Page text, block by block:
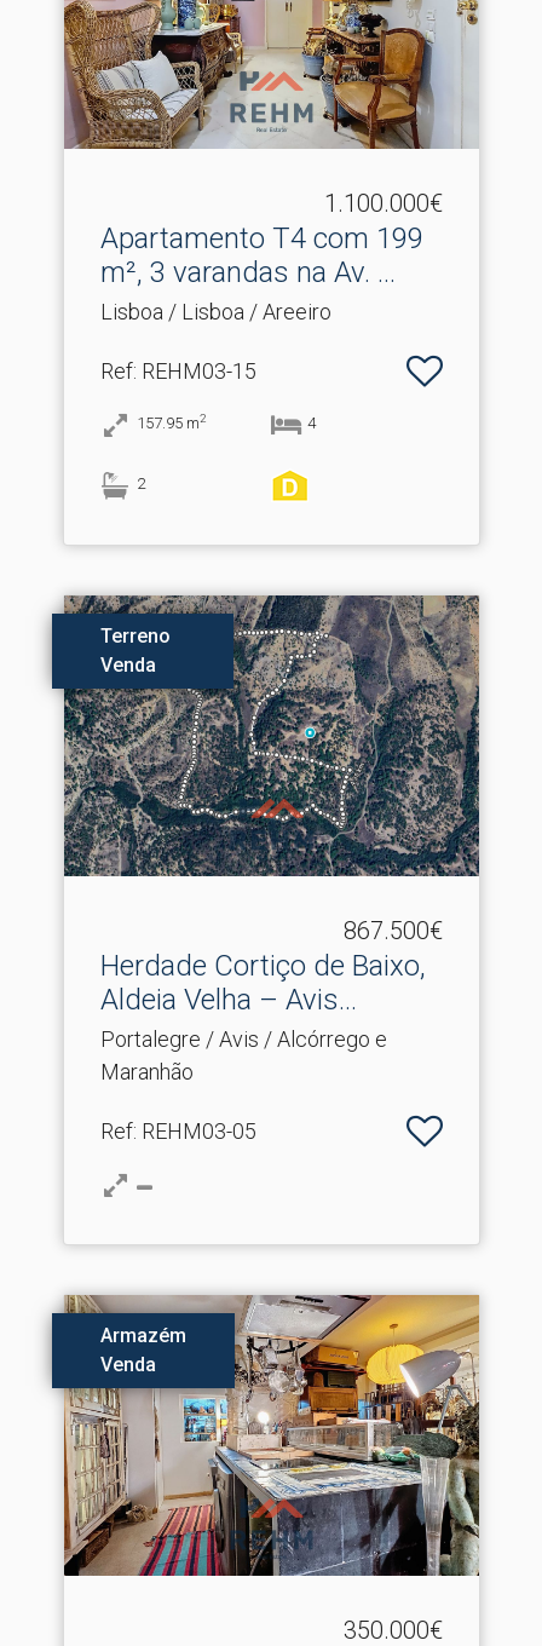
1.100.000€
Apartamento T4 com 199
m², 3 varandas na Av.​ ...
Lisboa / Lisboa / Areeiro
Ref: REHM03-15
157.95 m2 4
2
Terreno
Venda
867.500€
Herdade Cortiço de Baixo,
Aldeia Velha – Avis.​..
Portalegre / Avis / Alcórrego e
Maranhão
Ref: REHM03-05
Armazém
Venda
350.000€